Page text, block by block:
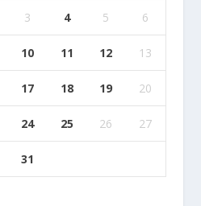
3 4 5 6
10 11 12 13
17 18 19 20
24 25 26 27
31